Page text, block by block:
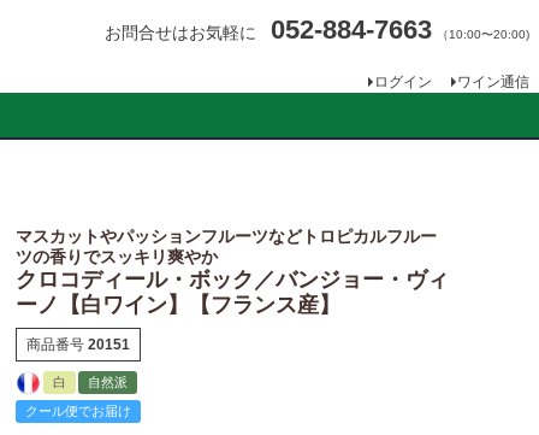
お問合せはお気軽に 052-884-7663 （10:00〜20:00)
ログイン ワイン通信
マスカットやパッションフルーツなどトロピカルフルー
ツの香りでスッキリ爽やか
クロコディール・ボック／バンジョー・ヴィ
ーノ【白ワイン】【フランス産】
商品番号 20151
白
自然派
クール便でお届け